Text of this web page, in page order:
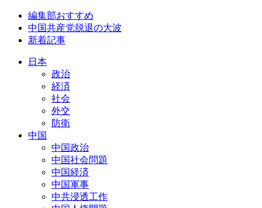
編集部おすすめ
中国共産党脱退の大波
新着記事
日本
政治
経済
社会
外交
防衛
中国
中国政治
中国社会問題
中国経済
中国軍事
中共浸透工作